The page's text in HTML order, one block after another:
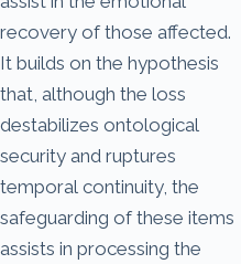
recovery of those affected.
It builds on the hypothesis
that, although the loss
destabilizes ontological
security and ruptures
temporal continuity, the
safeguarding of these items
assists in processing the